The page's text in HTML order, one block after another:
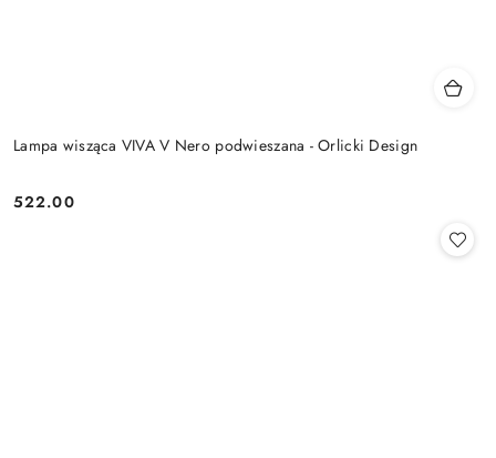
Lampa wisząca VIVA V Nero podwieszana - Orlicki Design
Cena:
522.00